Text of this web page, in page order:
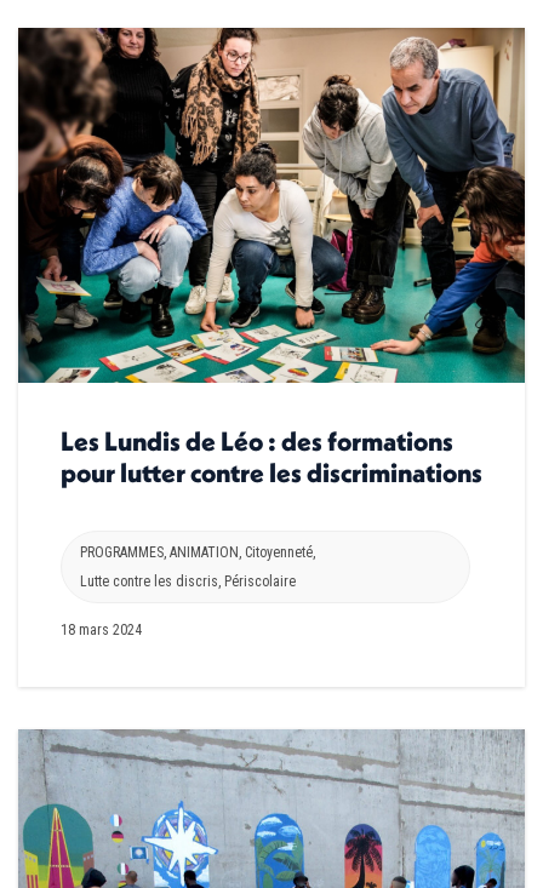
Les Lundis de Léo : des formations
pour lutter contre les discriminations
PROGRAMMES, ANIMATION , Citoyenneté,
Lutte contre les discris, Périscolaire
18 mars 2024